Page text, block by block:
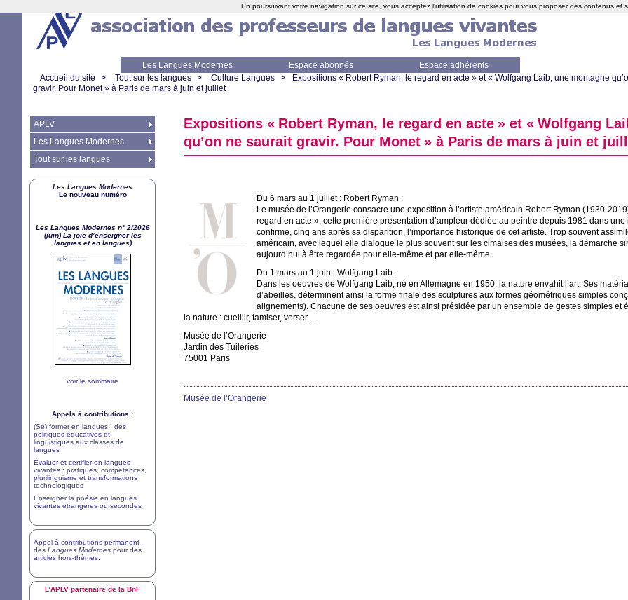
Les Langues Modernes Espace abonnés
Espace adhérents
Accueil du site > Tout sur les langues > Culture Langues > Expositions « Robert Ryman, le regard en acte » et « Wolfgang Laib, une montagne
gravir. Pour Monet » à Paris de mars à juin et juillet
Expositions « Robert Ryman, le regard en acte » et « Wolfgang
qu’on ne saurait gravir. Pour Monet » à Paris de mars à juin et
Du 6 mars au 1 juillet : Robert Ryman :
Le musée de l’Orangerie consacre une exposition à l’artiste américain Robert Ryman (1930-
regard en acte », cette première présentation d’ampleur dédiée au peintre depuis 1981 dans
confirme, cinq ans après sa disparition, l’importance historique de cet artiste. Trop souvent
américain, avec lequel elle dialogue le plus souvent sur les cimaises des musées, la démarche
aujourd’hui à être regardée pour elle-même et par elle-même.
Du 1 mars au 1 juin : Wolfgang Laib :
Dans les oeuvres de Wolfgang Laib, né en Allemagne en 1950, la nature envahit l’art. Ses
d’abeilles, déterminent ainsi la forme finale des sculptures aux formes géométriques simples
alignements). Chacune de ses oeuvres est ainsi présidée par un ensemble de gestes simples et
la nature : cueillir, tamiser, verser…
Musée de l’Orangerie
Jardin des Tuileries
75001 Paris
Musée de l’Orangerie
APLV
Les Langues Modernes
Tout sur les langues
Les Langues Modernes
Le nouveau numéro
Les Langues Modernes n° 2/2026
(juin) La joie d’enseigner les
langues et en langues)
voir le sommaire
Appels à contributions :
(Se) former en langues : des
politiques éducatives et
linguistiques aux classes de
langues
Évaluer et certifier en langues
vivantes : pratiques, compétences,
plurilinguisme et transformations
technologiques
Enseigner la poésie en langues
vivantes étrangères ou secondes
Appel à contributions permanent
des Langues Modernes pour des
articles hors-thèmes
L’APLV partenaire de la BnF
En poursuivant votre navigation sur ce site, vous acceptez l'utilisation de cookies pour vous proposer des contenus et